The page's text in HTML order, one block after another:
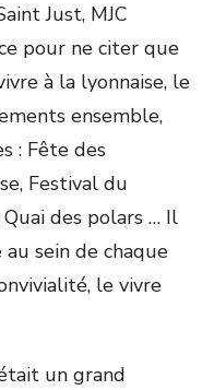
Just, MJC
pour ne citer que
à la lyonnaise, le
ensemble,
: Fête des
Festival du
des polars … Il
sein de chaque
le vivre
un grand